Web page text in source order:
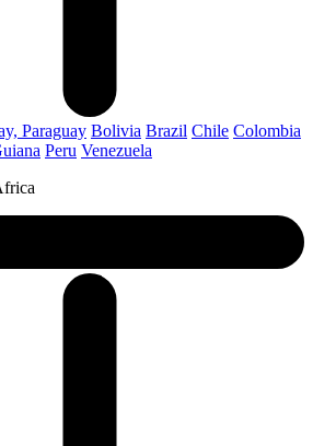
Paraguay Bolivia Brazil Chile Colombia
Peru Venezuela